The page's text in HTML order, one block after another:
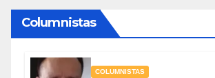
Columnistas
COLUMNISTAS